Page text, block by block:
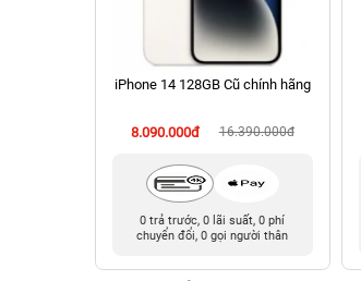
iPhone 14 128GB Cũ chính hãng
8.090.000đ 16.390.000đ
0 trả trước, 0 lãi suất, 0 phí
chuyển đổi, 0 gọi người thân